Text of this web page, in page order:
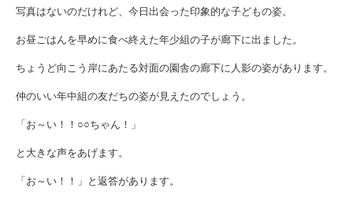
写真はないのだけれど、今日出会った印象的な子どもの姿。
お昼ごはんを早めに食べ終えた年少組の子が廊下に出ました。
ちょうど向こう岸にあたる対面の園舎の廊下に人影の姿があります。
仲のいい年中組の友だちの姿が見えたのでしょう。
「お～い！！○○ちゃん！」
と大きな声をあげます。
「お～い！！」と返答があります。